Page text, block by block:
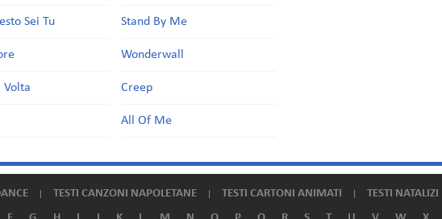
Sei Tu
Volta
Stand By Me
Wonderwall
Creep
All Of Me
TESTI CANZONI NAPOLETANE TESTI CARTONI ANIMATI TESTI NATALIZI